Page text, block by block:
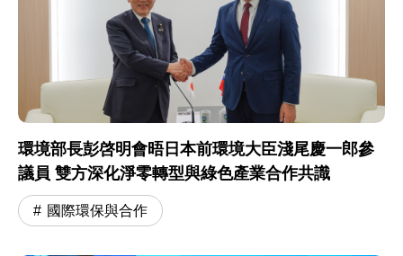
環境部長彭啓明會晤日本前環境大臣淺尾慶一郎參
議員 雙方深化淨零轉型與綠色產業合作共識
國際環保與合作